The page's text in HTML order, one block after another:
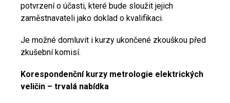
potvrzení o účasti, které bude sloužit jejich
zaměstnavateli jako doklad o kvalifikaci.
Je možné domluvit i kurzy ukončené zkouškou před
zkušební komisí.
Korespondenční kurzy metrologie elektrických
veličin – trvalá nabídka